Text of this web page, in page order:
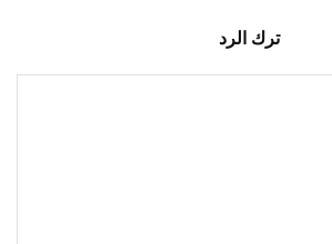
ترك الرد